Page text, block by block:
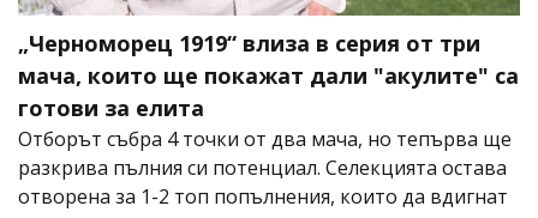
„Черноморец 1919“ влиза в серия от три
мача, които ще покажат дали "акулите" са
готови за елита
Отборът събра 4 точки от два мача, но тепърва ще
разкрива пълния си потенциал. Селекцията остава
отворена за 1-2 топ попълнения, които да вдигнат